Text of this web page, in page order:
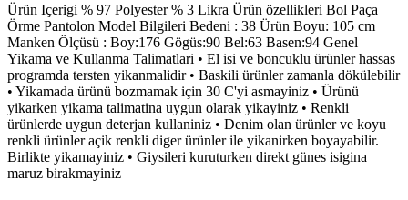
Ürün Içerigi % 97 Polyester % 3 Likra Ürün özellikleri Bol Paça
Örme Pantolon Model Bilgileri Bedeni : 38 Ürün Boyu: 105 cm
Manken Ölçüsü : Boy:176 Gögüs:90 Bel:63 Basen:94 Genel
Yikama ve Kullanma Talimatlari • El isi ve boncuklu ürünler hassas
programda tersten yikanmalidir • Baskili ürünler zamanla dökülebilir
• Yikamada ürünü bozmamak için 30 C'yi asmayiniz • Ürünü
yikarken yikama talimatina uygun olarak yikayiniz • Renkli
ürünlerde uygun deterjan kullaniniz • Denim olan ürünler ve koyu
renkli ürünler açik renkli diger ürünler ile yikanirken boyayabilir.
Birlikte yikamayiniz • Giysileri kuruturken direkt günes isigina
maruz birakmayiniz